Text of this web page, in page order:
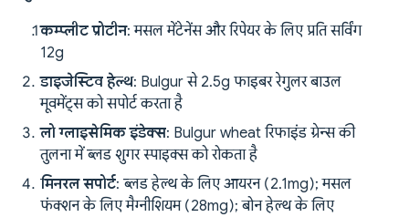
कम्प्लीट प्रोटीन: मसल मेंटेनेंस और रिपेयर के लिए प्रति सर्विंग
12g
डाइजेस्टिव हेल्थ: Bulgur से 2.5g फाइबर रेगुलर बाउल
मूवमेंट्स को सपोर्ट करता है
लो ग्लाइसेमिक इंडेक्स: Bulgur wheat रिफाइंड ग्रेन्स की
तुलना में ब्लड शुगर स्पाइक्स को रोकता है
मिनरल सपोर्ट: ब्लड हेल्थ के लिए आयरन (2.1mg); मसल
फंक्शन के लिए मैग्नीशियम (28mg); बोन हेल्थ के लिए